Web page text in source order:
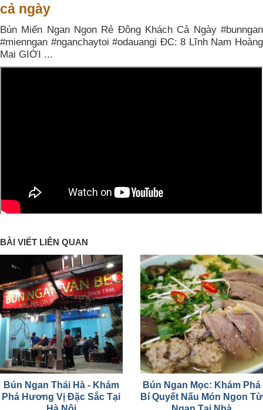
cả ngày
Bún Miến Ngan Ngon Rẻ Đông Khách Cả Ngày #bunngan
#mienngan #nganchaytoi #odauangi ĐC: 8 Lĩnh Nam Hoàng
Mai GIỚI ...
BÀI VIẾT LIÊN QUAN
Bún Ngan Thái Hà - Khám
Phá Hương Vị Đặc Sắc Tại
Bún Ngan Mọc: Khám Phá
Bí Quyết Nấu Món Ngon Từ